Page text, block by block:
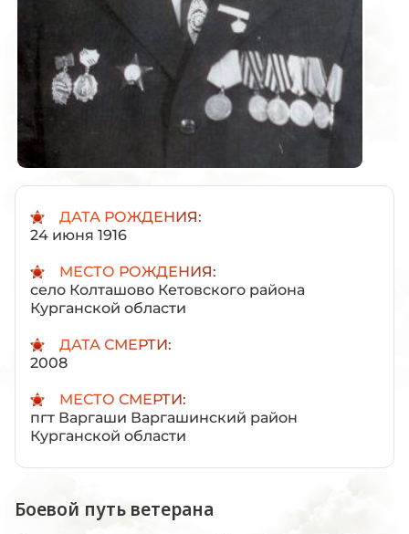
ДАТА РОЖДЕНИЯ:
24 июня 1916
МЕСТО РОЖДЕНИЯ:
село Колташово Кетовского района
Курганской области
ДАТА СМЕРТИ:
2008
МЕСТО СМЕРТИ:
пгт Варгаши Варгашинский район
Курганской области
Боевой путь ветерана